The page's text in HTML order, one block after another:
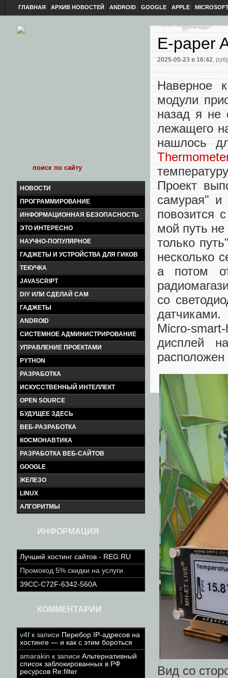
ГЛАВНАЯ АРХИВ НОВОСТЕЙ ANDROID GOOGLE APPLE
НОВОСТИ
ПРОГРАММИРОВАНИЕ
ИНФОРМАЦИОННАЯ БЕЗОПАСНОСТЬ
ЭТО ИНТЕРЕСНО
НАУЧНО-ПОПУЛЯРНОЕ
ГАДЖЕТЫ И УСТРОЙСТВА ДЛЯ ГИКОВ
ТЕКУЧКА
JAVASCRIPT
DIY ИЛИ СДЕЛАЙ САМ
ГАДЖЕТЫ
ANDROID
СИСТЕМНОЕ АДМИНИСТРИРОВАНИЕ
УПРАВЛЕНИЕ ПРОЕКТАМИ
PYTHON
РАЗРАБОТКА
ИСКУССТВЕННЫЙ ИНТЕЛЛЕКТ
OPEN SOURCE
БУДУЩЕЕ ЗДЕСЬ
ВЕБ-РАЗРАБОТКА
КОСМОНАВТИКА
РАЗРАБОТКА ВЕБ-САЙТОВ
GOOGLE
ЖЕЛЕЗО
LINUX
АЛГОРИТМЫ
ИНФОРМАЦИЯ
Лучший хостинг сайтов - REG.RU
Промокод 5% скидки на услуги
39CC-C72F-6342-560A
КОММЕНТАРИИ
v4f к записи Перебор IP-адресов на
хостинге — и как с этим бороться
amarakin к записи Альтернативный
список заблокированных в РФ
ресурсов Re:filter
E-paper
2025-05-23 в 16:42,
Наверное
модули
назад я не
лежащего
нашлось
Проект
самурая" и
повозится
мой путь не
только
несколько
а потом
со
датчиками.
Micro-
дисплей
Вид со